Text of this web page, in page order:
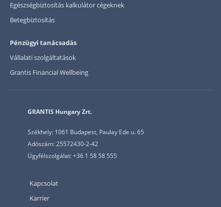
Egészségbiztosítás kalkulátor cégeknek
Betegbiztosítás
Pénzügyi tanácsadás
Vállalati szolgáltatások
Grantis Financial Wellbeing
GRANTIS Hungary Zrt.
Székhely: 1061 Budapest, Paulay Ede u. 65
Adószám: 25572430-2-42
Ügyfélszolgálat: +36 1 58 58 555
Kapcsolat
Karrier